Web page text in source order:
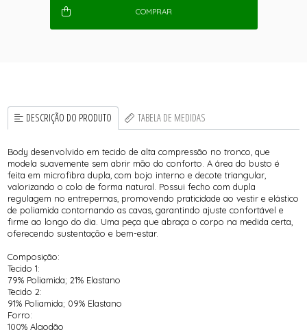
COMPRAR
DESCRIÇÃO DO PRODUTO TABELA DE MEDIDAS
Body desenvolvido em tecido de alta compressão no tronco, que
modela suavemente sem abrir mão do conforto. A área do busto é
feita em microfibra dupla, com bojo interno e decote triangular,
valorizando o colo de forma natural. Possui fecho com dupla
regulagem no entrepernas, promovendo praticidade ao vestir e elástico
de poliamida contornando as cavas, garantindo ajuste confortável e
firme ao longo do dia. Uma peça que abraça o corpo na medida certa,
oferecendo sustentação e bem-estar.
Composição:
Tecido 1:
79% Poliamida; 21% Elastano
Tecido 2:
91% Poliamida; 09% Elastano
Forro:
100% Algodão